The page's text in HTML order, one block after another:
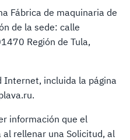
Fábrica de maquinaria de
de la sede: calle
Región de Tula,
incluida la página
información que el
rellenar una Solicitud, al